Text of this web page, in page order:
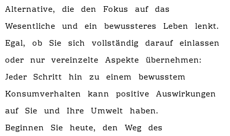
Alternative, die den Fokus auf das
Wesentliche und ein bewussteres Leben lenkt.
Egal, ob Sie sich vollständig darauf einlassen
oder nur vereinzelte Aspekte übernehmen:
Jeder Schritt hin zu einem bewusstem
Konsumverhalten kann positive Auswirkungen
auf Sie und Ihre Umwelt haben.
Beginnen Sie heute, den Weg des